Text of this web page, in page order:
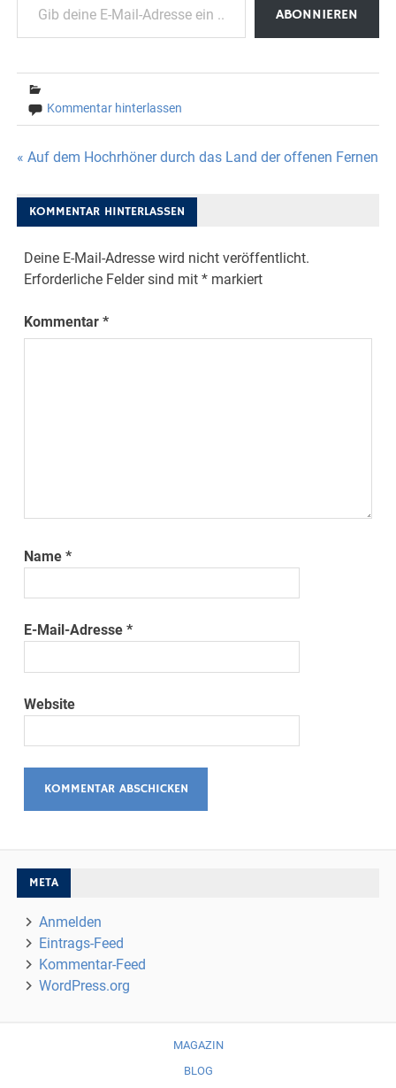
ABONNIEREN
Kommentar hinterlassen
Beitragsnavigation
« Auf dem Hochrhöner durch das Land der offenen Fernen
KOMMENTAR HINTERLASSEN
Deine E-Mail-Adresse wird nicht veröffentlicht.
Erforderliche Felder sind mit* markiert
Kommentar*
Name*
E-Mail-Adresse*
Website
META
Anmelden
Eintrags-Feed
Kommentar-Feed
WordPress.org
MAGAZIN
BLOG